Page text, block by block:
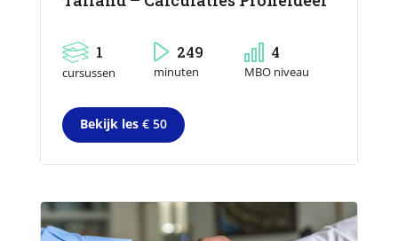
1
cursussen
249
minuten
4
MBO niveau
Bekijk les € 50